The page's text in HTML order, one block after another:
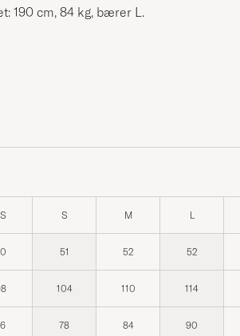
190 cm, 84 kg, bærer L .
S M L
51 52 52
104 110 114
78 84 90